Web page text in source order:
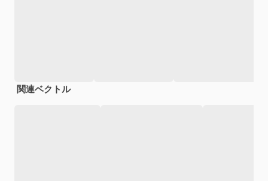
関連ベクトル